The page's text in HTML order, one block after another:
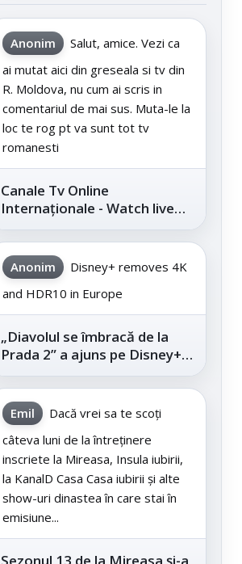
Anonim
Salut, amice. Vezi ca
ai mutat aici din greseala si tv din
R. Moldova, nu cum ai scris in
comentariul de mai sus. Muta-le la
loc te rog pt va sunt tot tv
romanesti
Canale Tv Online
Internaționale - Watch live
channels legally
Anonim
Disney+ removes 4K
and HDR10 in Europe
„Diavolul se îmbracă de la
Prada 2” a ajuns pe Disney+,
după succesul din
cinematografe
Emil
Dacă vrei sa te scoți
câteva luni de la întreținere
inscriete la Mireasa, Insula iubirii,
la KanalD Casa Casa iubirii și alte
show-uri dinastea în care stai în
emisiune...